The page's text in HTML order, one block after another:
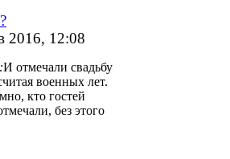
2016, 12:08
И отмечали свадьбу
военных лет.
кто гостей
без этого